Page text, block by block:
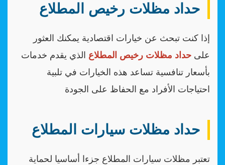
حداد مظلات رخيص المطلاع
إذا كنت تبحث عن خيارات اقتصادية يمكنك العثور
على حداد مظلات رخيص المطلاع الذي يقدم خدمات
بأسعار تنافسية تساعد هذه الخيارات في تلبية
احتياجات الأفراد مع الحفاظ على الجودة
حداد مظلات سيارات المطلاع
تعتبر مظلات سيارات المطلاع جزءا أساسيا لحماية